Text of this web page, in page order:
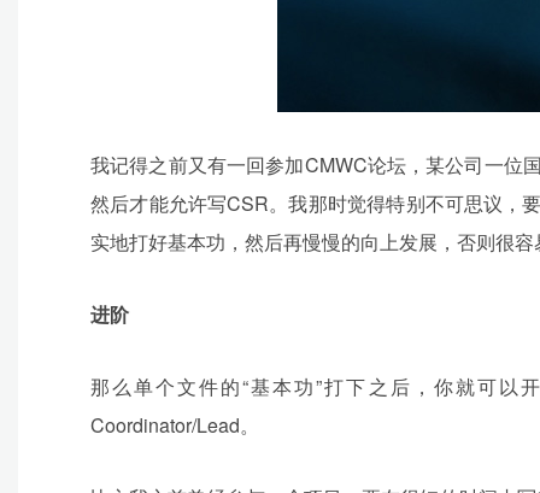
我记得之前又有一回参加CMWC论坛，某公司一位
然后才能允许写CSR。我那时觉得特别不可思议，
实地打好基本功，然后再慢慢的向上发展，否则很
进阶
那么单个文件的“基本功”打下之后，你就可以
Coordinator/Lead。